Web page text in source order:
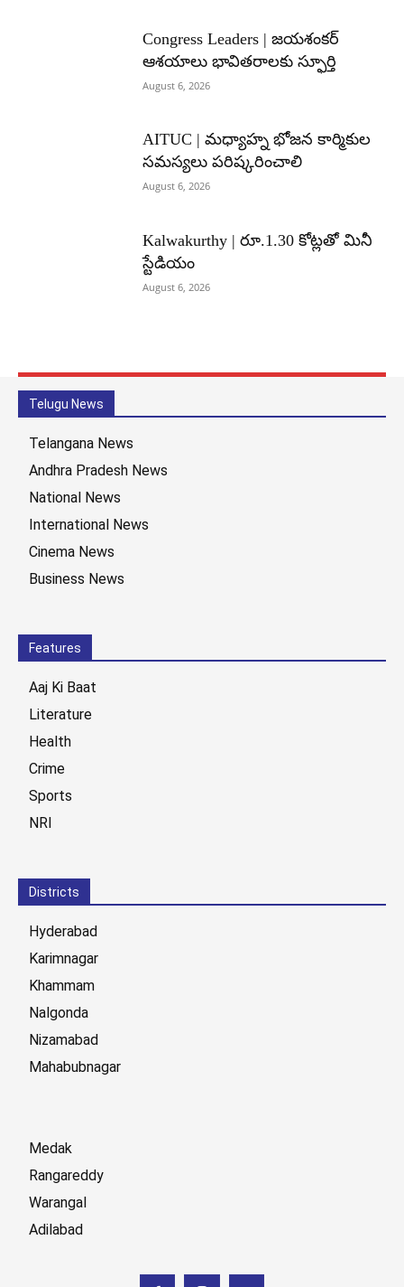
Congress Leaders | జయశంకర్
ఆశయాలు భావితరాలకు స్ఫూర్తి
August 6, 2026
AITUC | మధ్యాహ్న భోజన కార్మికుల
సమస్యలు పరిష్కరించాలి
August 6, 2026
Kalwakurthy | రూ.1.30 కోట్లతో మినీ
స్టేడియం
August 6, 2026
Telugu News
Telangana News
Andhra Pradesh News
National News
International News
Cinema News
Business News
Features
Aaj Ki Baat
Literature
Health
Crime
Sports
NRI
Districts
Hyderabad
Karimnagar
Khammam
Nalgonda
Nizamabad
Mahabubnagar
Medak
Rangareddy
Warangal
Adilabad